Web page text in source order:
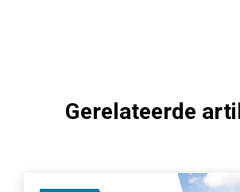
Gerelateerde